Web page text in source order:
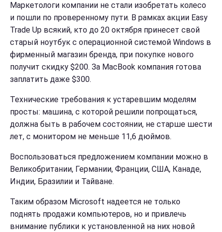
Маркетологи компании не стали изобретать колесо
и пошли по проверенному пути. В рамках акции Easy
Trade Up всякий, кто до 20 октября принесет свой
старый ноутбук с операционной системой Windows в
фирменный магазин бренда, при покупке нового
получит скидку $200. За MacBook компания готова
заплатить даже $300.
Технические требования к устаревшим моделям
просты: машина, с которой решили попрощаться,
должна быть в рабочем состоянии, не старше шести
лет, с монитором не меньше 11,6 дюймов.
Воспользоваться предложением компании можно в
Великобритании, Германии, Франции, США, Канаде,
Индии, Бразилии и Тайване.
Таким образом Microsoft надеется не только
поднять продажи компьютеров, но и привлечь
внимание публики к установленной на них новой